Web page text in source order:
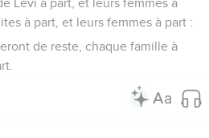
Lévi à part, et leurs femmes à
à part, et leurs femmes à part :
de reste, chaque famille à